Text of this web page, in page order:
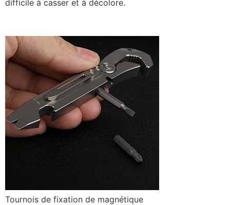
difficile à casser et à décolore.
Tournois de fixation de magnétique